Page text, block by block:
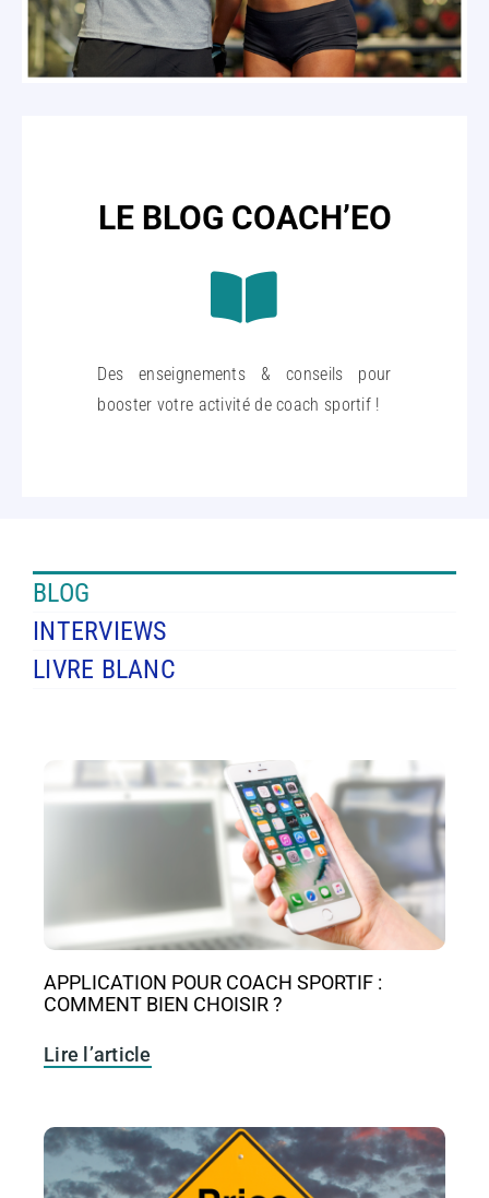
LE BLOG COACH’EO
Des enseignements & conseils pour
booster votre activité de coach sportif !
BLOG
INTERVIEWS
LIVRE BLANC
APPLICATION POUR COACH SPORTIF :
COMMENT BIEN CHOISIR ?
Lire l’article